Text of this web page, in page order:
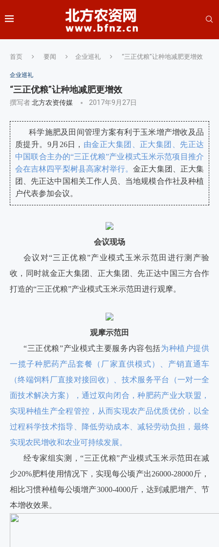
首页 要闻 企业巡礼 “三正优粮”让种地减肥更增效
企业巡礼
“三正优粮”让种地减肥更增效
撰写者北方农资传媒 2017年9月27日
科学施肥及田间管理方案有利于玉米增产增收及品
质提升。9月26日， 由金正大集团、正大集团、先正达
中国联合主办的“三正优粮”产业模式玉米示范项目推介
会在吉林四平梨树县高家村举行。金正大集团、正大集
团、先正达中国相关工作人员、当地规模合作社及种植
户代表参加会议。
会议现场
会议对“三正优粮”产业模式玉米示范田进行测产验
收，同时就金正大集团、正大集团、先正达中国三方合作
打造的“三正优粮”产业模式玉米示范田进行观摩。
观摩示范田
“三正优粮”产业模式主要服务内容包括为种植户提供
一揽子种肥药产品套餐（厂家直供模式）、产销直通车
（终端饲料厂直接对接回收）、技术服务平台（一对一全
面技术解决方案），通过双向闭合，种肥药产业大联盟，
实现种植生产全程管控，从而实现农产品优质优价，以全
过程科学技术指导、降低劳动成本、减轻劳动负担，最终
实现农民增收和农业可持续发展。
经专家组实测，“三正优粮”产业模式玉米示范田在减
少20%肥料使用情况下，实现每公顷产出26000-28000斤，
相比习惯种植每公顷增产3000-4000斤，达到减肥增产、节
本增收效果。